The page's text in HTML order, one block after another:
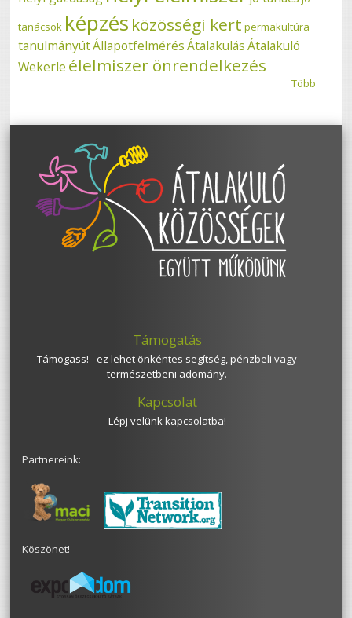
tanácsok képzés közösségi kert permakultúra
tanulmányútÁllapotfelmérés Átalakulás Átalakuló
Wekerle élelmiszer önrendelkezés
Több
Támogatás
Támogass! - ez lehet önkéntes segítség, pénzbeli vagy
természetbeni adomány.
Kapcsolat
Lépj velünk kapcsolatba!
Partnereink:
Köszönet!